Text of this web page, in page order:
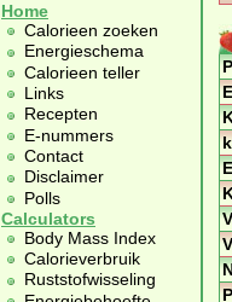
Home
Calorieen zoeken
Energieschema
Calorieen teller
Links
Recepten
E-nummers
Contact
Disclaimer
Polls
Calculators
Body Mass Index
Calorieverbruik
Ruststofwisseling